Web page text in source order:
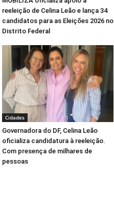
reeleição de Celina Leão e lança 34
candidatos para as Eleições 2026 no
Distrito Federal
Cidades
Governadora do DF, Celina Leão
oficializa candidatura à reeleição.
Com presença de milhares de
pessoas